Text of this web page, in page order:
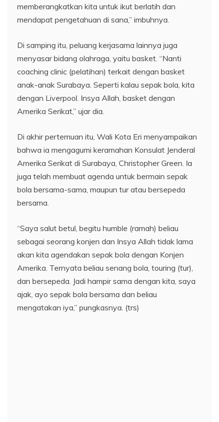
memberangkatkan kita untuk ikut berlatih dan
mendapat pengetahuan di sana,” imbuhnya.
Di samping itu, peluang kerjasama lainnya juga
menyasar bidang olahraga, yaitu basket. “Nanti
coaching clinic (pelatihan) terkait dengan basket
anak-anak Surabaya. Seperti kalau sepak bola, kita
dengan Liverpool. Insya Allah, basket dengan
Amerika Serikat,” ujar dia.
Di akhir pertemuan itu, Wali Kota Eri menyampaikan
bahwa ia mengagumi keramahan Konsulat Jenderal
Amerika Serikat di Surabaya, Christopher Green. Ia
juga telah membuat agenda untuk bermain sepak
bola bersama-sama, maupun tur atau bersepeda
bersama.
“Saya salut betul, begitu humble (ramah) beliau
sebagai seorang konjen dan Insya Allah tidak lama
akan kita agendakan sepak bola dengan Konjen
Amerika. Ternyata beliau senang bola, touring (tur),
dan bersepeda. Jadi hampir sama dengan kita, saya
ajak, ayo sepak bola bersama dan beliau
mengatakan iya,” pungkasnya. (trs)